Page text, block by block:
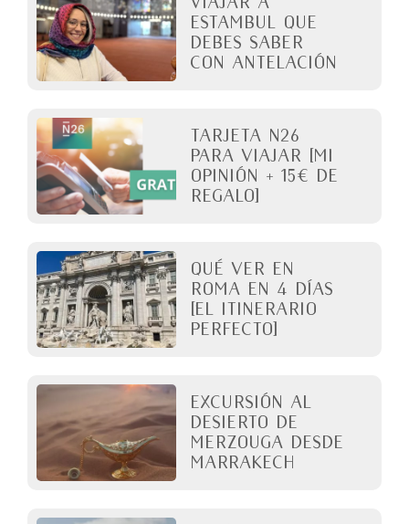
Estambul que
debes saber
con antelación
Tarjeta N26
para viajar [Mi
opinión + 15€ de
regalo]
QUÉ VER EN
ROMA en 4 días
[El itinerario
perfecto]
Excursión al
desierto de
Merzouga desde
Marrakech